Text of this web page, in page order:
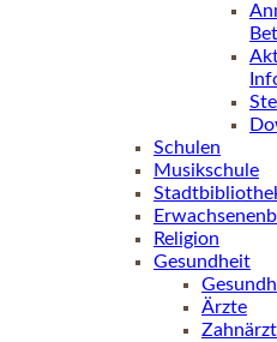
Schulen
Musikschule
Religion
Gesundheit
Ärzte